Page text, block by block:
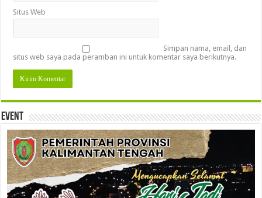
Situs Web
Simpan nama, email, dan
situs web saya pada peramban ini untuk komentar saya berikutnya.
Event